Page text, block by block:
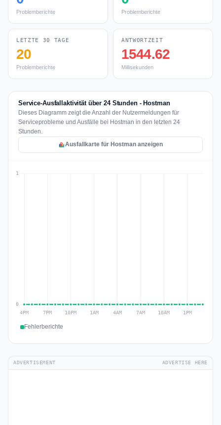
Problemberichte Problemberichte
LETZTE 30 TAGE
20
Problemberichte
ANTWORTZEIT
1544.62
Millisekunden
Service-Ausfallaktivität über 24 Stunden - Hostman
Dieses Diagramm zeigt die Anzahl der Nutzermeldungen für
Serviceprobleme und Ausfälle bei Hostman in den letzten 24
Stunden.
Ausfallkarte für Hostman anzeigen
Fehlerberichte
ADVERTISEMENT ADVERTISE HERE